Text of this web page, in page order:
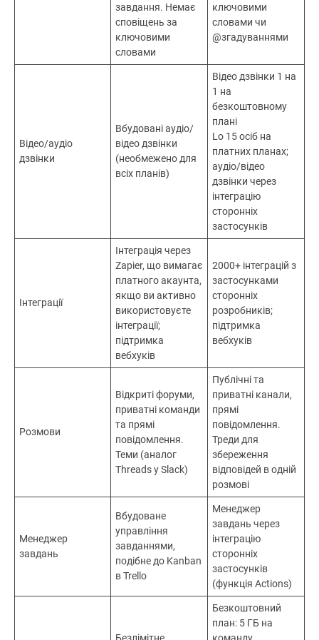
завдання. Немає
сповіщень за
ключовими
словами
ключовими
словами чи
@згадуваннями
Відео/аудіо
дзвінки
Вбудовані аудіо/
відео дзвінки
(необмежено для
всіх планів)
Відео дзвінки 1 на
1 на
безкоштовному
плані
Lо 15 осіб на
платних планах;
аудіо/відео
дзвінки через
інтеграцію
сторонніх
застосунків
Інтеграції
Інтеграція через
Zapier, що вимагає
платного акаунта,
якщо ви активно
використовуєте
інтеграції;
підтримка
вебхуків
2000+ інтеграцій з
застосунками
сторонніх
розробників;
підтримка
вебхуків
Розмови
Відкриті форуми,
приватні команди
та прямі
повідомлення.
Теми (аналог
Threads у Slack)
Публічні та
приватні канали,
прямі
повідомлення.
Треди для
збереження
відповідей в одній
розмові
Менеджер
завдань
Вбудоване
управління
завданнями,
подібне до Kanban
в Trello
Менеджер
завдань через
інтеграцію
сторонніх
застосунків
(функція Actions)
Безлімітне
Безкоштовний
план: 5 ГБ на
команду